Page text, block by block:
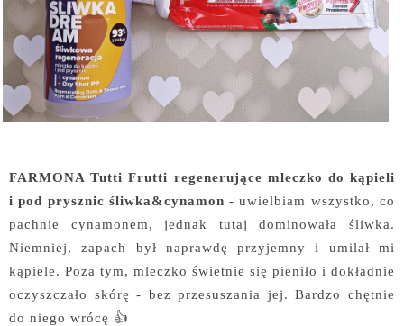
FARMONA Tutti Frutti regenerujące mleczko do kąpieli
i pod prysznic śliwka&cynamon - uwielbiam wszystko, co
pachnie cynamonem, jednak tutaj dominowała śliwka.
Niemniej, zapach był naprawdę przyjemny i umilał mi
kąpiele. Poza tym, mleczko świetnie się pieniło i dokładnie
oczyszczało skórę - bez przesuszania jej. Bardzo chętnie
do niego wrócę 👍